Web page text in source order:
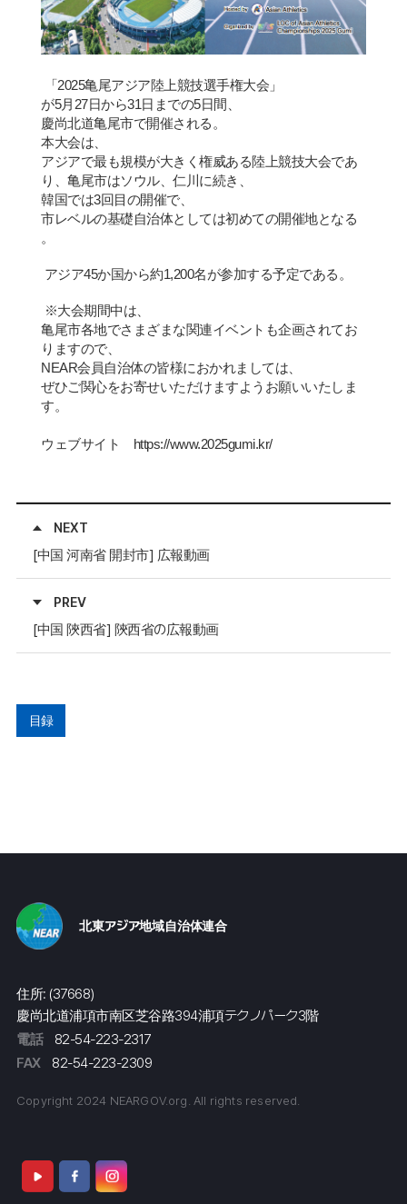
「2025亀尾アジア陸上競技選手権大会 」
が5月27日から31日までの5日間、
慶尚北道亀尾市で開催される。
本大会は、
アジアで最も規模が大きく 権威ある陸上競技大会であ
り、 亀尾市はソウル、仁川に続き、
韓国では3回目の開催で、
市レベルの基礎自治体としては初めての開催地となる
。
アジア45か国から約1,200名が参加する予定である。
※大会期間中は、
亀尾市各地でさまざまな関連イベントも企画されてお
りますので、
NEAR会 員自治体の皆様におかれましては、
ぜひご関心をお寄せいただけますようお願いいたしま
す。
ウェブサイト https://www.2025gumi.kr/
NEXT
[中国 河南省 開封市] 広報動画
PREV
[中国 陝西省] 陝西省の広報動画
目録
北東アジア地域自治体連合
住所: (37668)
慶尚北道浦項市南区芝谷路394浦項テクノパーク3階
電話
82-54-223-2317
FAX
82-54-223-2309
Copyright 2024 NEARGOV.org. All rights reserved.